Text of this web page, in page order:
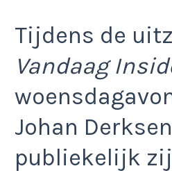
Tijdens de
Vandaag
Johan Derksen
publiekelijk